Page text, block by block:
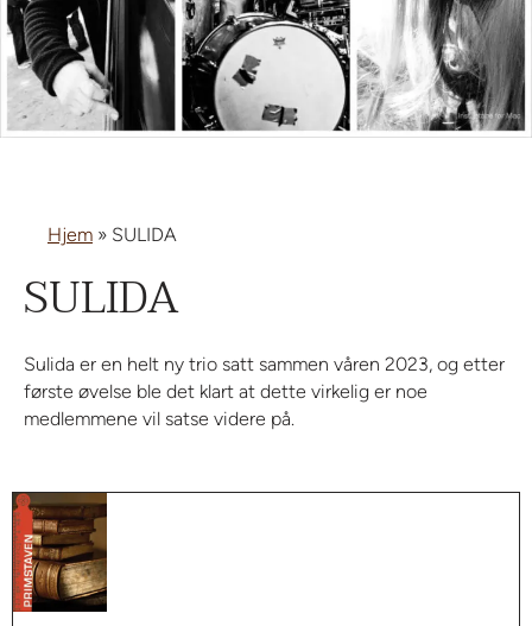
Hjem » SULIDA
SULIDA
Sulida er en helt ny trio satt sammen våren 2023, og etter
første øvelse ble det klart at dette virkelig er noe
medlemmene vil satse videre på.